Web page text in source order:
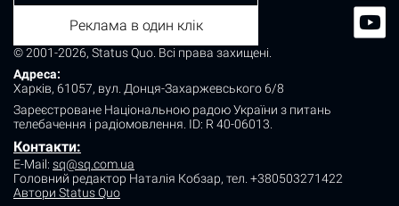
© 2001-2026, Status Quo. Всі права захищені.
Адреса:
Харків, 61057, вул. Донця-Захаржевського 6/8
Зареєстроване Національною радою України з питань
телебачення і радіомовлення. ID: R 40-06013.
Контакти:
E-Mail: sq@sq.com.ua
Головний редактор Наталія Кобзар, тел. +380503271422
Автори Status Quo
Реклама в один клік